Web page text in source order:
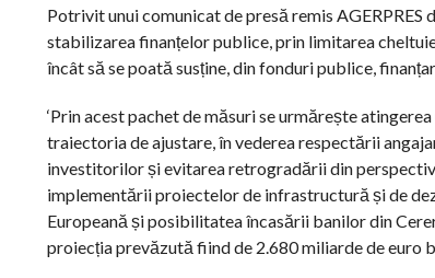
Potrivit unui comunicat de presă remis
stabilizarea finanțelor publice, prin limitarea
încât să se poată susține, din fonduri publice,
‘Prin acest pachet de măsuri se urmărește
traiectoria de ajustare, în vederea respectării
investitorilor și evitarea retrogradării din
implementării proiectelor de infrastructură și de
Europeană și posibilitatea încasării banilor din
proiecția prevăzută fiind de 2.680 miliarde de euro